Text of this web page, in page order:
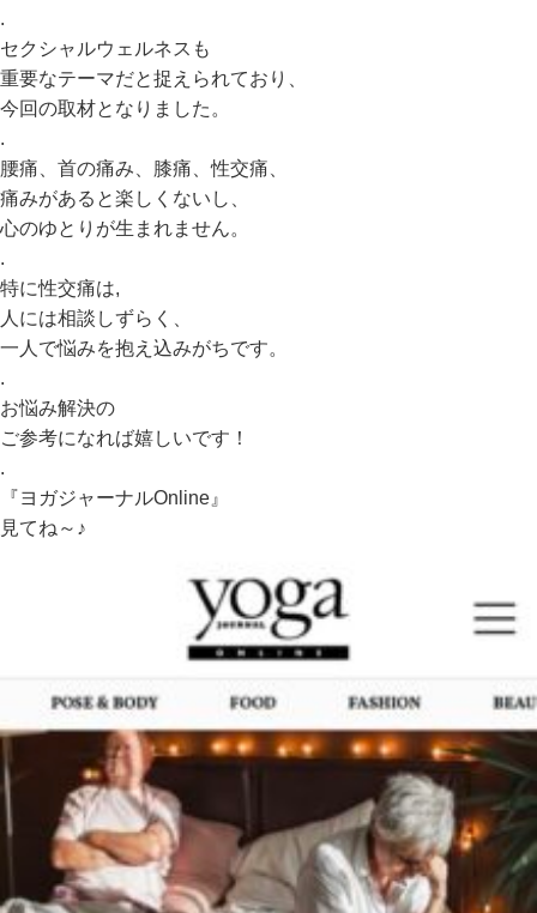
.
セクシャルウェルネスも
重要なテーマだと捉えられており、
今回の取材となりました。
.
腰痛、首の痛み、膝痛、性交痛、
痛みがあると楽しくないし、
心のゆとりが生まれません。
.
特に性交痛は,
人には相談しずらく、
一人で悩みを抱え込みがちです。
.
お悩み解決の
ご参考になれば嬉しいです！
.
『ヨガジャーナルOnline』
見てね～♪